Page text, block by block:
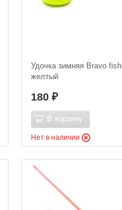
Удочка зимняя Bravo
желтый
180 ₽
В корзину
Нет в наличии